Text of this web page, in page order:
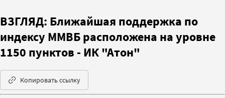
ВЗГЛЯД: Ближайшая поддержка по
индексу ММВБ расположена на уровне
1150 пунктов - ИК "Атон"
Копировать ссылку